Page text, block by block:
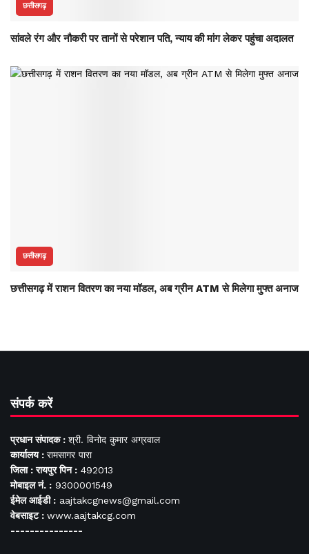
छत्तीसगढ़
सांवले रंग और नौकरी पर तानों से परेशान पति, न्याय की मांग लेकर पहुंचा अदालत
छत्तीसगढ़
छत्तीसगढ़ में राशन वितरण का नया मॉडल, अब ग्रीन ATM से मिलेगा मुफ्त अनाज
संपर्क करें
प्रधान संपादक : श्री. विनोद कुमार अग्रवाल
कार्यालय : रामसागर पारा
जिला : रायपुर पिन : 492013
मोबाइल नं. : 9300001549
ईमेल आईडी : aajtakcgnews@gmail.com
वेबसाइट : www.aajtakcg.com
---------------